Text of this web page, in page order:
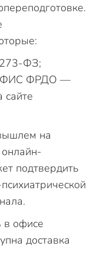
273-ФЗ;
ФИС ФРДО —
на
онлайн-
подтвердить
в офисе
доставка